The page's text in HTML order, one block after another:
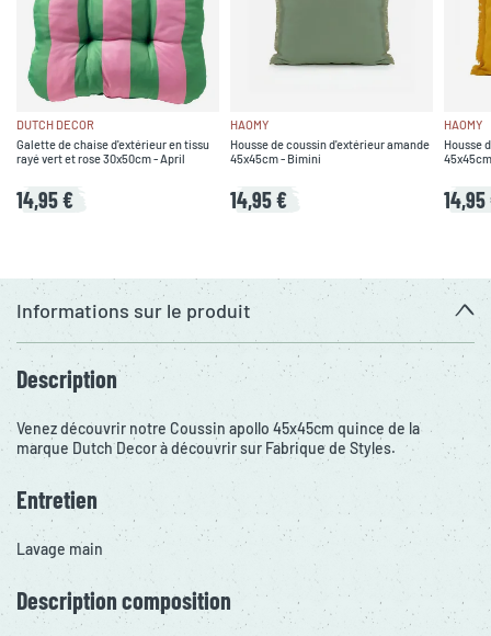
DUTCH DECOR
Galette de chaise d'extérieur en tissu
rayé vert et rose 30x50cm - April
14,95 €
HAOMY
Housse de coussin d'extérieur amande
45x45cm - Bimini
14,95 €
HAOMY
Housse
14,95
Informations sur le produit
Description
Venez découvrir notre Coussin apollo 45x45cm quince de la
marque Dutch Decor à découvrir sur Fabrique de Styles.
Entretien
Lavage main
Description composition